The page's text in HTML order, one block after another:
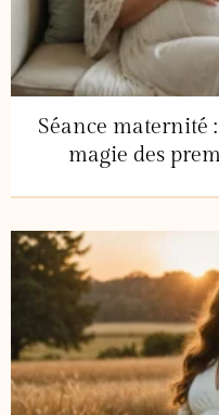
Séance maternité
magie des